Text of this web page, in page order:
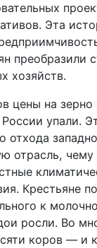
Эта
преобразили
хозяйств.
цены на
упали.
отхода
отрасль, чему
Крестьяне
к
росли. Во
коров — и